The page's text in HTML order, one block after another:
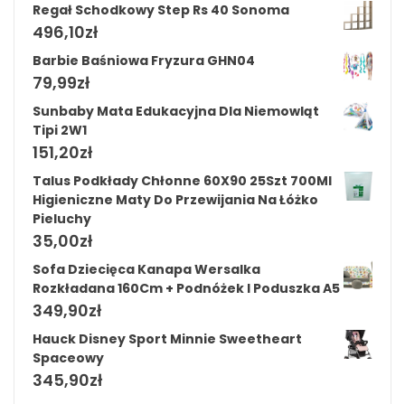
Regał Schodkowy Step Rs 40 Sonoma
496,10zł
Barbie Baśniowa Fryzura GHN04
79,99zł
Sunbaby Mata Edukacyjna Dla Niemowląt
Tipi 2W1
151,20zł
Talus Podkłady Chłonne 60X90 25Szt 700Ml
Higieniczne Maty Do Przewijania Na Łóżko
Pieluchy
35,00zł
Sofa Dziecięca Kanapa Wersalka
Rozkładana 160Cm + Podnóżek I Poduszka A5
349,90zł
Hauck Disney Sport Minnie Sweetheart
Spaceowy
345,90zł